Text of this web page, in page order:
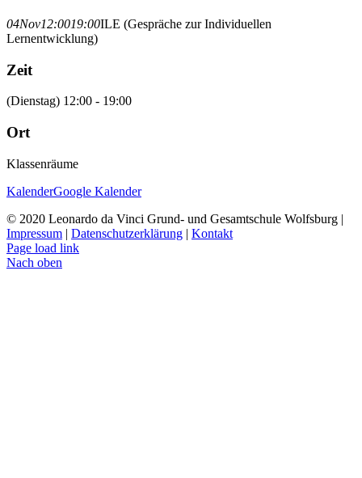
04Nov12:0019:00ILE (Gespräche zur Individuellen
Lernentwicklung)
Zeit
(Dienstag) 12:00 - 19:00
Ort
Klassenräume
KalenderGoogle Kalender
© 2020 Leonardo da Vinci Grund- und Gesamtschule Wolfsburg |
Impressum | Datenschutzerklärung | Kontakt
Page load link
Nach oben